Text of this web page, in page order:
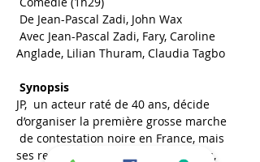
Anglade, Lilian Thuram, Claudia Tagbo
Synopsis
JP,  un acteur raté de 40 ans, décide
d’organiser la première grosse marche
de contestation noire en France, mais
ses rencontres, souvent  burlesques,